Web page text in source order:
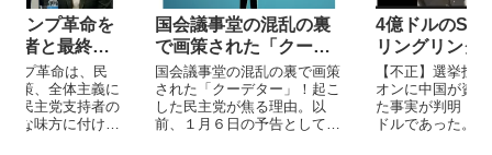
ランプ革命を
者と最終戦
ンプ革命は、民
政策、全体主義に
た民主党支持者の
きな味方に付けた
国会議事堂の混乱の裏
で画策された「クーデ
ター」
国会議事堂の混乱の裏で画策
された「クーデター」！起こ
した民主党が焦る理由。以
前、１月６日の予告として出
4億ドルの
リングリンク
Dominion、
よび中国
【不正】選挙投
オンに中国が資
た事実が判明！
ドルであった。